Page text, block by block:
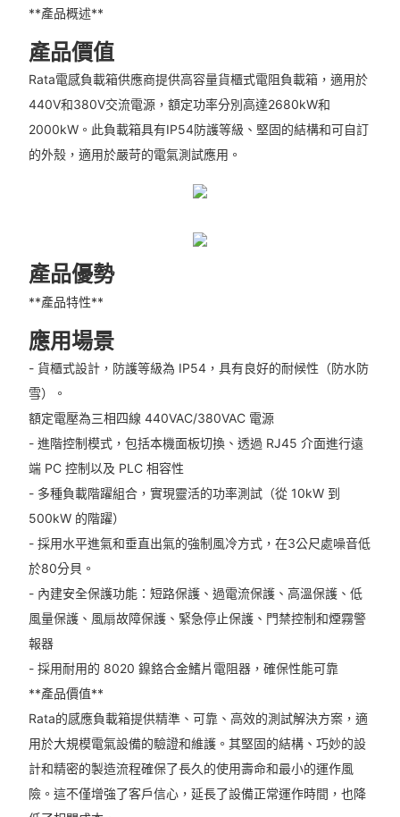
**產品概述**
產品價值
Rata電感負載箱供應商提供高容量貨櫃式電阻負載箱，適用於
440V和380V交流電源，額定功率分別高達2680kW和
2000kW。此負載箱具有IP54防護等級、堅固的結構和可自訂
的外殼，適用於嚴苛的電氣測試應用。
產品優勢
**產品特性**
應用場景
- 貨櫃式設計，防護等級為 IP54，具有良好的耐候性（防水防
雪）。
額定電壓為三相四線 440VAC/380VAC 電源
- 進階控制模式，包括本機面板切換、透過 RJ45 介面進行遠
端 PC 控制以及 PLC 相容性
- 多種負載階躍組合，實現靈活的功率測試（從 10kW 到
500kW 的階躍）
- 採用水平進氣和垂直出氣的強制風冷方式，在3公尺處噪音低
於80分貝。
- 內建安全保護功能：短路保護、過電流保護、高溫保護、低
風量保護、風扇故障保護、緊急停止保護、門禁控制和煙霧警
報器
- 採用耐用的 8020 鎳鉻合金鰭片電阻器，確保性能可靠
**產品價值**
Rata的感應負載箱提供精準、可靠、高效的測試解決方案，適
用於大規模電氣設備的驗證和維護。其堅固的結構、巧妙的設
計和精密的製造流程確保了長久的使用壽命和最小的運作風
險。這不僅增強了客戶信心，延長了設備正常運作時間，也降